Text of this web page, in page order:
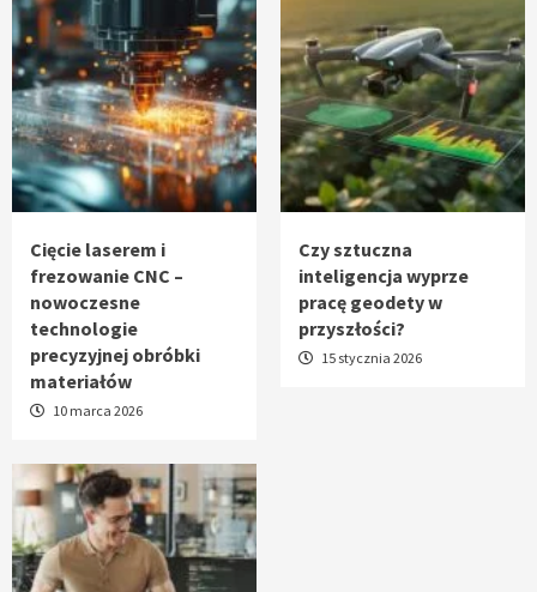
Cięcie laserem i
frezowanie CNC –
nowoczesne
technologie
precyzyjnej obróbki
materiałów
10 marca 2026
Czy sztuczna
inteligencja wyprze
pracę geodety w
przyszłości?
15 stycznia 2026